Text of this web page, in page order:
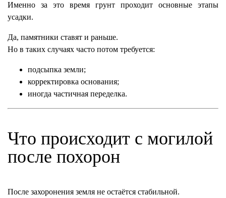
Именно за это время грунт проходит основные этапы
усадки.
Да, памятники ставят и раньше.
Но в таких случаях часто потом требуется:
подсыпка земли;
корректировка основания;
иногда частичная переделка.
Что происходит с могилой
после похорон
После захоронения земля не остаётся стабильной.